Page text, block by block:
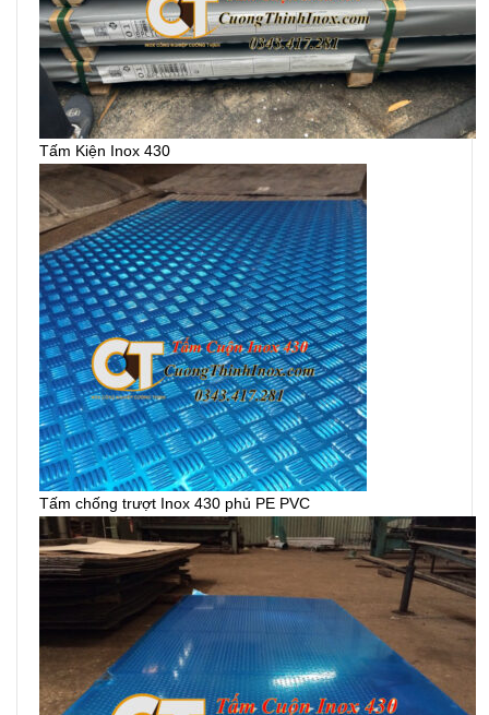
Tấm Kiện Inox 430
Tấm chống trượt Inox 430 phủ PE PVC